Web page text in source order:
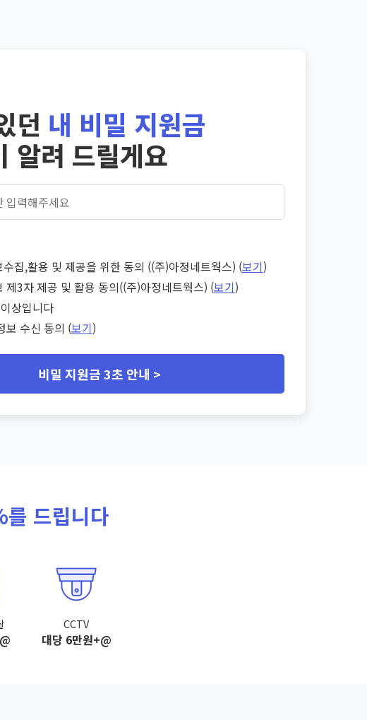
던 내 비밀 지원금
알려 드릴게요
집,활용 및 제공을 위한 동의 ((주)아정네트웍스) (보기)
제3자 제공 및 활용 동의((주)아정네트웍스) (보기)
상입니다
보 수신 동의 (보기)
비밀 지원금 3초 안내 >
드립니다
CCTV
대당 6만원+@